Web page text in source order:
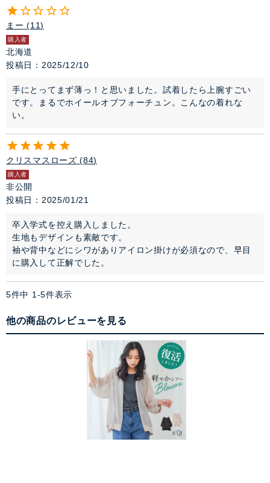
まー 11
購入者
北海道
投稿日
2025/12/10
手にとってまず薄っ！と思いました。試着したら上腕すごい
です。まるでホイールオブフォーチュン。こんなの着れな
い。
クリスマスローズ 84
購入者
非公開
投稿日
2025/01/21
卒入学式を控え購入しました。
生地もデザインも素敵です。
袖や背中などにシワがありアイロン掛けが必須なので、早目
に購入して正解でした。
5件中 1-5件表示
他の商品のレビューを見る